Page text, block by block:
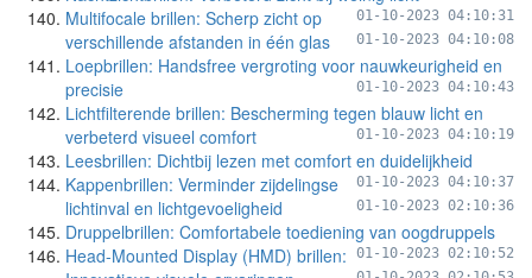
01-10-2023 04:10:31
Multifocale brillen: Scherp zicht op
verschillende afstanden in één glas
01-10-2023 04:10:08
Loepbrillen: Handsfree vergroting voor nauwkeurigheid en
precisie
01-10-2023 04:10:43
Lichtfilterende brillen: Bescherming tegen blauw licht en
verbeterd visueel comfort
01-10-2023 04:10:19
Leesbrillen: Dichtbij lezen met comfort en duidelijkheid
01-10-2023 04:10:37
Kappenbrillen: Verminder zijdelingse
lichtinval en lichtgevoeligheid
01-10-2023 02:10:36
Druppelbrillen: Comfortabele toediening van oogdruppels
01-10-2023 02:10:52
Head-Mounted Display (HMD) brillen: